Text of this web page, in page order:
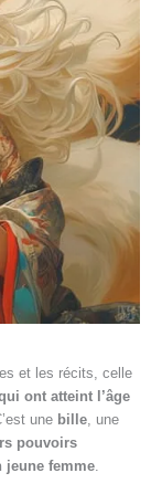
et les récits, celle
ont atteint l’âge
une bille , une
pouvoirs
jeune femme